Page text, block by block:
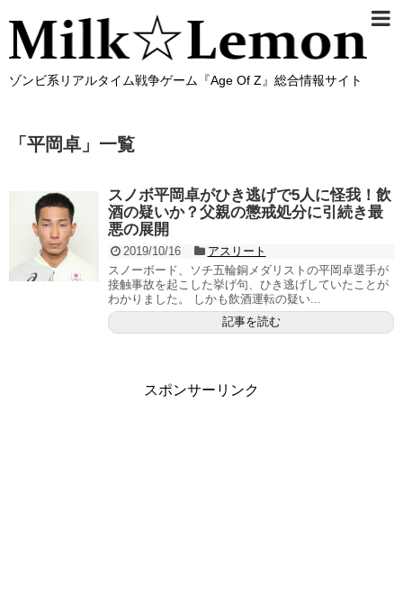
ゾンビ系リアルタイム戦争ゲーム『Age Of Z』総合情報サイト
「 平岡卓 」 一覧
スノボ平岡卓がひき逃げで5人に怪我！飲
酒の疑いか？父親の懲戒処分に引続き最
悪の展開
2019/10/16
アスリート
スノーボード、ソチ五輪銅メダリストの平岡卓選手が
接触事故を起こした挙げ句、ひき逃げしていたことが
わかりました。 しかも飲酒運転の疑い...
記事を読む
スポンサーリンク